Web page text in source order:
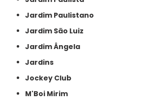
Jardim Paulistano
Jardim São Luiz
Jardim Ângela
Jardins
Jockey Club
M'Boi Mirim